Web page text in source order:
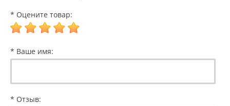
* Оцените товар:
* Ваше имя:
* Отзыв: